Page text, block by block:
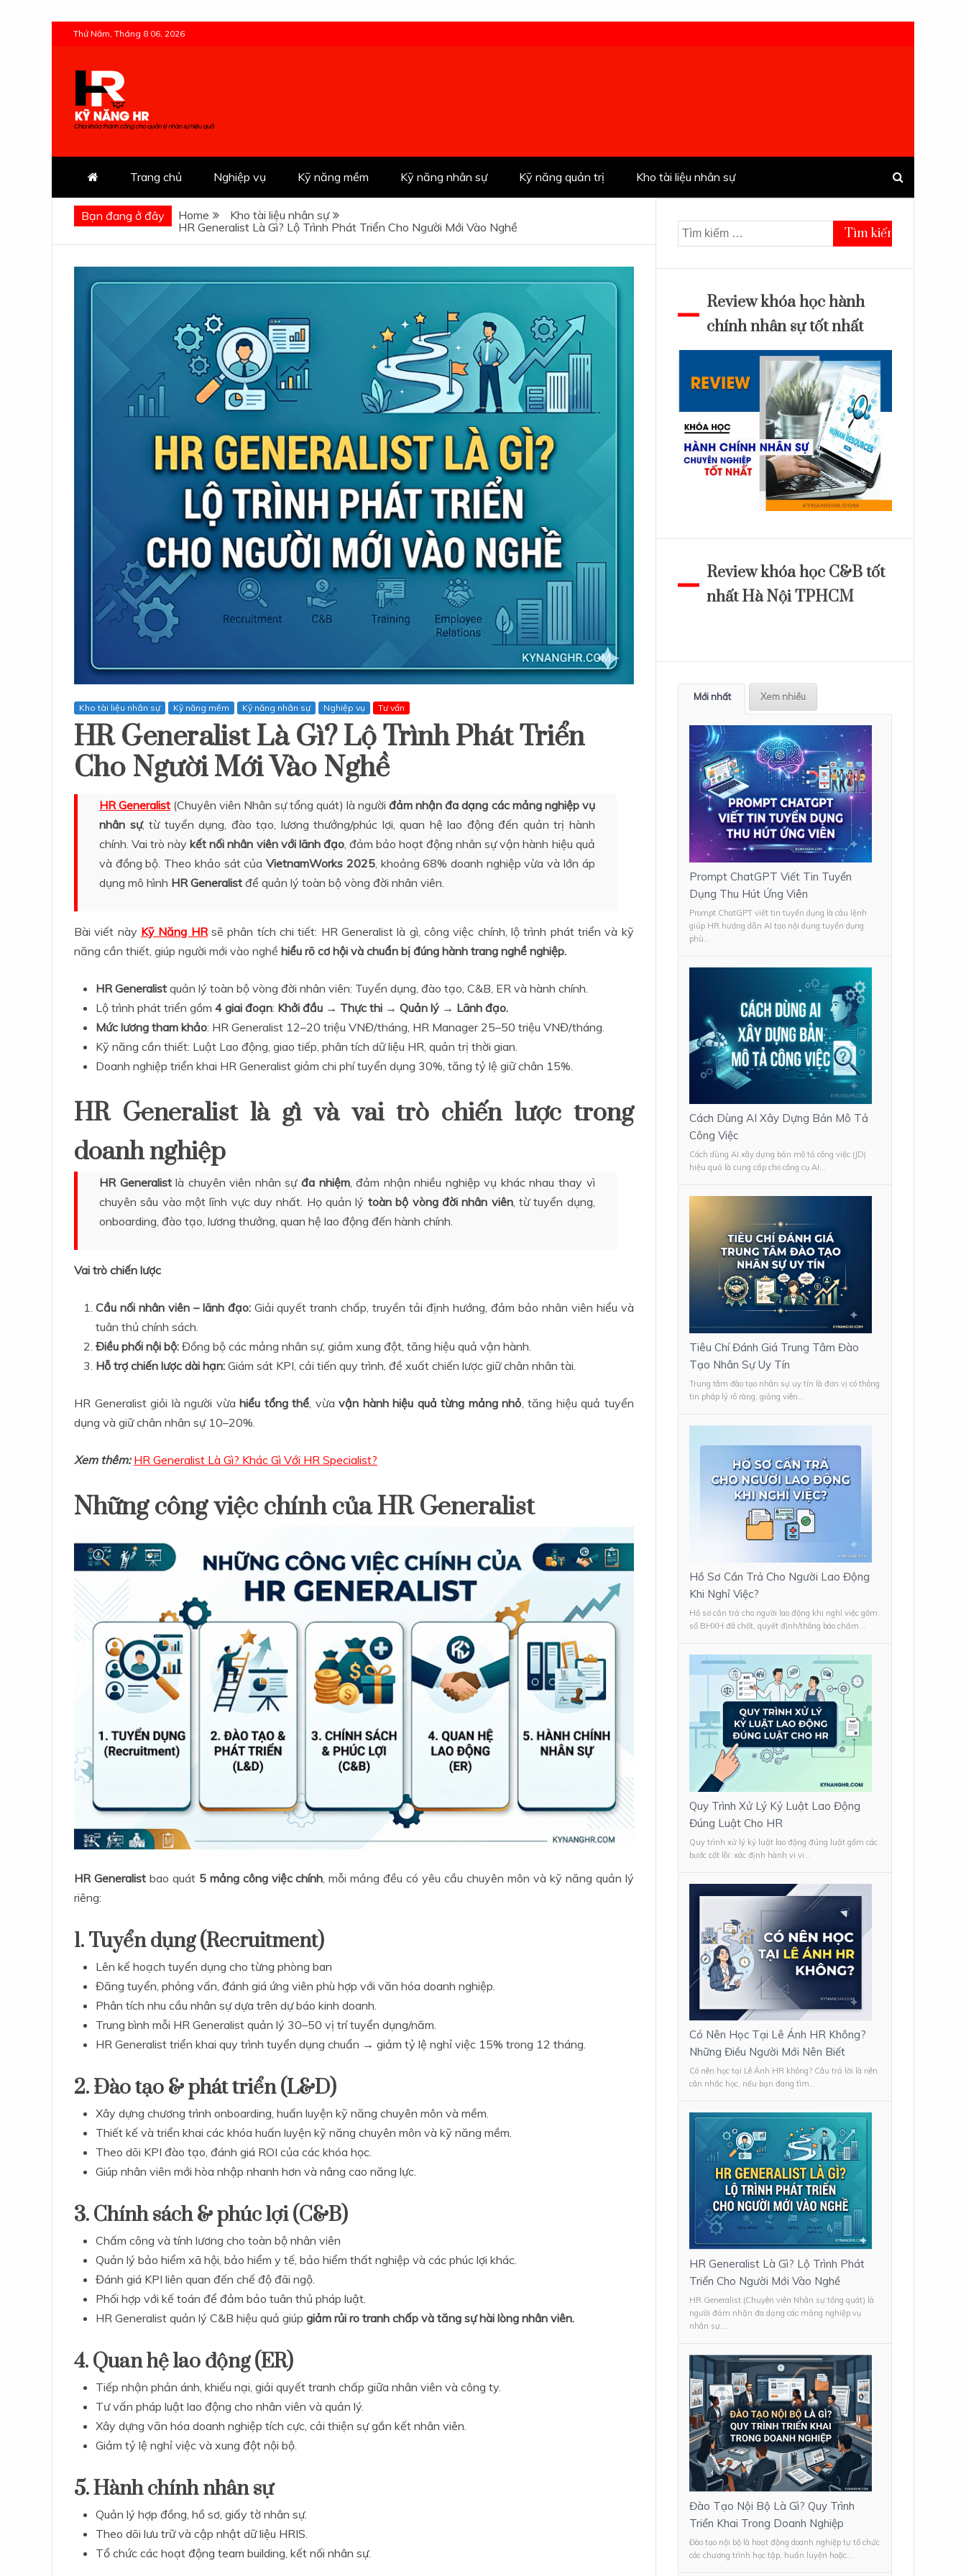
content
Thứ Năm, Tháng 8 06, 2026
Kỹ Năng HR
Trang chủ Nghiệp vụ Kỹ năng mềm Kỹ năng nhân sự Kỹ năng quản trị Kho tài liệu nhân sự
Bạn đang ở đây Home
Kho tài liệu nhân sự
HR Generalist Là Gì? Lộ Trình Phát Triển Cho Người Mới Vào Nghề
Kho tài liệu nhân sự Kỹ năng mềm Kỹ năng nhân sự Nghiệp vụ Tư vấn
HR Generalist Là Gì? Lộ Trình Phát Triển
Cho Người Mới Vào Nghề
HR Generalist (Chuyên viên Nhân sự tổng quát) là ngườiđảm nhận đa dạng các mảng nghiệp vụ
nhân sự, từ tuyển dụng, đào tạo, lương thưởng/phúc lợi, quan hệ lao động đến quản trị hành
chính. Vai trò nàykết nối nhân viên với lãnh đạo, đảm bảo hoạt động nhân sự vận hành hiệu quả
và đồng bộ. Theo khảo sát củaVietnamWorks 2025, khoảng 68% doanh nghiệp vừa và lớn áp
dụng mô hình HR Generalist để quản lý toàn bộ vòng đời nhân viên.
Bài viết này Kỹ Năng HRsẽ phân tích chi tiết: HR Generalist là gì, công việc chính, lộ trình phát triển và kỹ
năng cần thiết, giúp người mới vào nghề hiểu rõ cơ hội và chuẩn bị đúng hành trang nghề nghiệp.
HR Generalist quản lý toàn bộ vòng đời nhân viên: Tuyển dụng, đào tạo, C&B, ER và hành chính.
Lộ trình phát triển gồm 4 giai đoạn: Khởi đầu → Thực thi → Quản lý → Lãnh đạo.
Mức lương tham khảo: HR Generalist 12–20 triệu VNĐ/tháng, HR Manager 25–50 triệu VNĐ/tháng.
Kỹ năng cần thiết: Luật Lao động, giao tiếp, phân tích dữ liệu HR, quản trị thời gian.
Doanh nghiệp triển khai HR Generalist giảm chi phí tuyển dụng 30%, tăng tỷ lệ giữ chân 15%.
HR Generalist là gì và vai trò chiến lược trong
doanh nghiệp
HR Generalistlà chuyên viên nhân sự đa nhiệm, đảm nhận nhiều nghiệp vụ khác nhau thay vì
chuyên sâu vào một lĩnh vực duy nhất. Họ quản lý toàn bộ vòng đời nhân viên, từ tuyển dụng,
onboarding, đào tạo, lương thưởng, quan hệ lao động đến hành chính.
Vai trò chiến lược
Cầu nối nhân viên – lãnh đạo:Giải quyết tranh chấp, truyền tải định hướng, đảm bảo nhân viên hiểu và
tuân thủ chính sách.
Điều phối nội bộ: Đồng bộ các mảng nhân sự, giảm xung đột, tăng hiệu quả vận hành.
Hỗ trợ chiến lược dài hạn: Giám sát KPI, cải tiến quy trình, đề xuất chiến lược giữ chân nhân tài.
HR Generalist giỏi là người vừahiểu tổng thể , vừavận hành hiệu quả từng mảng nhỏ , tăng hiệu quả tuyển
dụng và giữ chân nhân sự 10–20%.
Xem thêm:HR Generalist Là Gì? Khác Gì Với HR Specialist?
Những công việc chính của HR Generalist
HR Generalistbao quát 5 mảng công việc chính , mỗi mảng đều có yêu cầu chuyên môn và kỹ năng quản lý
riêng:
1. Tuyển dụng (Recruitment)
Lên kế hoạch tuyển dụng cho từng phòng ban
Đăng tuyển, phỏng vấn, đánh giá ứng viên phù hợp với văn hóa doanh nghiệp.
Phân tích nhu cầu nhân sự dựa trên dự báo kinh doanh.
Trung bình mỗi HR Generalist quản lý 30–50 vị trí tuyển dụng/năm.
HR Generalist triển khai quy trình tuyển dụng chuẩn → giảm tỷ lệ nghỉ việc 15% trong 12 tháng.
2. Đào tạo & phát triển (L&D)
Xây dựng chương trình onboarding, huấn luyện kỹ năng chuyên môn và mềm.
Thiết kế và triển khai các khóa huấn luyện kỹ năng chuyên môn và kỹ năng mềm.
Theo dõi KPI đào tạo, đánh giá ROI của các khóa học.
Giúp nhân viên mới hòa nhập nhanh hơn và nâng cao năng lực.
3. Chính sách & phúc lợi (C&B)
Chấm công và tính lương cho toàn bộ nhân viên
Quản lý bảo hiểm xã hội, bảo hiểm y tế, bảo hiểm thất nghiệp và các phúc lợi khác.
Đánh giá KPI liên quan đến chế độ đãi ngộ.
Phối hợp với kế toán để đảm bảo tuân thủ pháp luật.
HR Generalist quản lý C&B hiệu quả giúp giảm rủi ro tranh chấp và tăng sự hài lòng nhân viên.
4. Quan hệ lao động (ER)
Tiếp nhận phản ánh, khiếu nại, giải quyết tranh chấp giữa nhân viên và công ty.
Tư vấn pháp luật lao động cho nhân viên và quản lý.
Xây dựng văn hóa doanh nghiệp tích cực, cải thiện sự gắn kết nhân viên.
Giảm tỷ lệ nghỉ việc và xung đột nội bộ.
5. Hành chính nhân sự
Quản lý hợp đồng, hồ sơ, giấy tờ nhân sự.
Theo dõi lưu trữ và cập nhật dữ liệu HRIS.
Tổ chức các hoạt động team building, kết nối nhân sự.
Tìm
kiếm
cho:
Review khóa học hành
chính nhân sự tốt nhất
Review khóa học C&B tốt
nhất Hà Nội TPHCM
Mới nhất Xem nhiều
Prompt ChatGPT Viết Tin Tuyển
Dụng Thu Hút Ứng Viên
Prompt ChatGPT viết tin tuyển dụng là câu lệnh
giúp HR hướng dẫn AI tạo nội dung tuyển dụng
phù...
Cách Dùng AI Xây Dựng Bản Mô Tả
Công Việc
Cách dùng AI xây dựng bản mô tả công việc (JD)
hiệu quả là cung cấp cho công cụ AI...
Tiêu Chí Đánh Giá Trung Tâm Đào
Tạo Nhân Sự Uy Tín
Trung tâm đào tạo nhân sự uy tín là đơn vị có thông
tin pháp lý rõ ràng, giảng viên...
Hồ Sơ Cần Trả Cho Người Lao Động
Khi Nghỉ Việc?
Hồ sơ cần trả cho người lao động khi nghỉ việc gồm:
sổ BHXH đã chốt, quyết định/thông báo chấm...
Quy Trình Xử Lý Kỷ Luật Lao Động
Đúng Luật Cho HR
Quy trình xử lý kỷ luật lao động đúng luật gồm các
bước cốt lõi: xác định hành vi vi...
Có Nên Học Tại Lê Ánh HR Không?
Những Điều Người Mới Nên Biết
Có nên học tại Lê Ánh HR không? Câu trả lời là nên
cân nhắc học, nếu bạn đang tìm...
HR Generalist Là Gì? Lộ Trình Phát
Triển Cho Người Mới Vào Nghề
HR Generalist (Chuyên viên Nhân sự tổng quát) là
người đảm nhận đa dạng các mảng nghiệp vụ
nhân sự,...
Đào Tạo Nội Bộ Là Gì? Quy Trình
Triển Khai Trong Doanh Nghiệp
Đào tạo nội bộ là hoạt động doanh nghiệp tự tổ chức
các chương trình học tập, huấn luyện hoặc...